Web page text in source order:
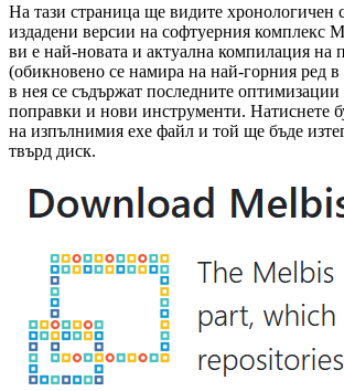
На тази страница ще видите хронологичен
издадени версии на софтуерния комплекс
ви е най-новата и актуална компилация на
(обикновено се намира на най-горния ред в
в нея се съдържат последните оптимизации
поправки и нови инструменти. Натиснете
на изпълнимия exe файл и той ще бъде
твърд диск.